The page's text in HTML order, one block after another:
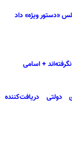
«دستور ویژه» داد
دولتی دریافت‌کننده